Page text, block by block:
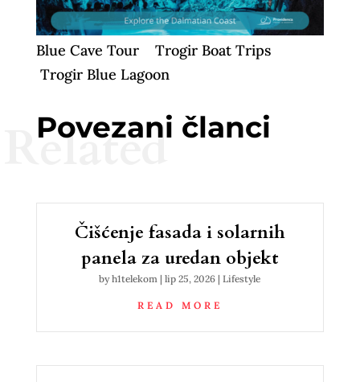
Blue Cave Tour
Trogir Boat Trips
Trogir Blue Lagoon
Povezani članci
Related
Čišćenje fasada i solarnih
panela za uredan objekt
byh1telekom |lip 25, 2026 | Lifestyle
READ MORE